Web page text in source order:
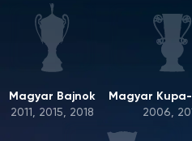
Magyar Bajnok
2011, 2015, 2018
Magyar
2006,